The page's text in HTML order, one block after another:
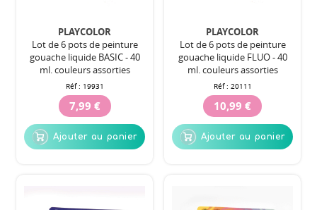
PLAYCOLOR
Lot de 6 pots de peinture
gouache liquide BASIC - 40
ml. couleurs assorties
Réf : 19931
7,99 €
Ajouter au panier
PLAYCOLOR
Lot de 6 pots de peinture
gouache liquide FLUO - 40
ml. couleurs assorties
Réf : 20111
10,99 €
Ajouter au panier